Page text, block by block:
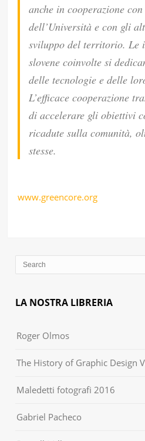
anche in cooperazione
dell’Università e con gli
sviluppo del territorio. Le
slovene coinvolte si
delle tecnologie e delle
L’efficace cooperazione
di accelerare gli obiettivi
ricadute sulla comunità,
stesse.
www.greencore.org
LA NOSTRA LIBRERIA
Roger Olmos
The History of Graphic Design
Maledetti fotografi 2016
Gabriel Pacheco